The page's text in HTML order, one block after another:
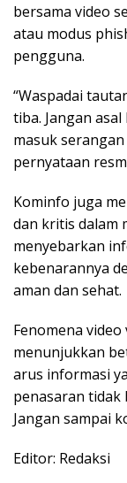
bersama video
atau modus
pengguna.
“Waspadai
tiba. Jangan
masuk
pernyataan
Kominfo juga
dan kritis dalam
menyebarkan
kebenarannya
aman dan sehat.
Fenomena
menunjukkan
arus informasi
penasaran tidak
Jangan sampai
Editor: Redaksi